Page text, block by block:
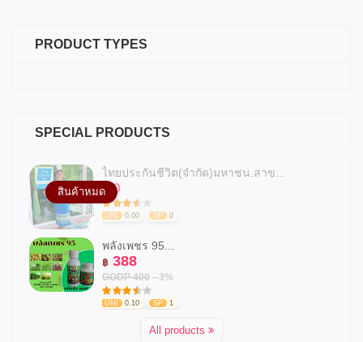
PRODUCT TYPES
SPECIAL PRODUCTS
สินค้าหมด
ไทยประกันชีวิต(จำกัด)มหาชน.สาข...
฿ 0
UNI 0.00 SP 0
พลังเพชร 95...
฿ 388
GODP 400 --3%
UNI 0.10 SP 1
All products